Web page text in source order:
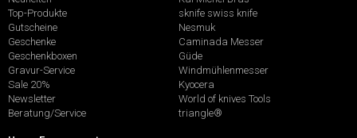
Top-Produkte
Gutscheine
Geschenke
Geschenkboxen
Gravur-Service
Sale 20%
Newsletter
Beratung/Service
sknife swiss knife
Nesmuk
Caminada Messer
Güde
Windmühlenmesser
Kyocera
World of knives Tools
triangle®